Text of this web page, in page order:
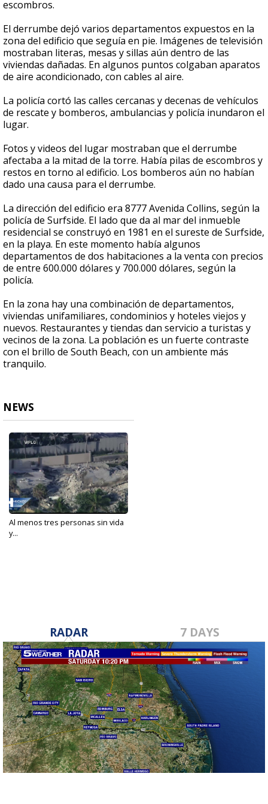
escombros.
El derrumbe dejó varios departamentos expuestos en la
zona del edificio que seguía en pie. Imágenes de televisión
mostraban literas, mesas y sillas aún dentro de las
viviendas dañadas. En algunos puntos colgaban aparatos
de aire acondicionado, con cables al aire.
La policía cortó las calles cercanas y decenas de vehículos
de rescate y bomberos, ambulancias y policía inundaron el
lugar.
Fotos y videos del lugar mostraban que el derrumbe
afectaba a la mitad de la torre. Había pilas de escombros y
restos en torno al edificio. Los bomberos aún no habían
dado una causa para el derrumbe.
La dirección del edificio era 8777 Avenida Collins, según la
policía de Surfside. El lado que da al mar del inmueble
residencial se construyó en 1981 en el sureste de Surfside,
en la playa. En este momento había algunos
departamentos de dos habitaciones a la venta con precios
de entre 600.000 dólares y 700.000 dólares, según la
policía.
En la zona hay una combinación de departamentos,
viviendas unifamiliares, condominios y hoteles viejos y
nuevos. Restaurantes y tiendas dan servicio a turistas y
vecinos de la zona. La población es un fuerte contraste
con el brillo de South Beach, con un ambiente más
tranquilo.
NEWS
Al menos tres personas sin vida
y...
RADAR 7 DAYS